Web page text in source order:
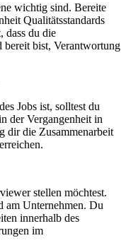
wichtig sind. Bereite
Qualitätsstandards
dass du die
bereit bist, Verantwortung
Jobs ist, solltest du
der Vergangenheit in
dir die Zusammenarbeit
stellen möchtest.
am Unternehmen. Du
innerhalb des
im